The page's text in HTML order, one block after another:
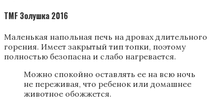
TMF Золушка 2016
Маленькая напольная печь на дровах длительного
горения. Имеет закрытый тип топки, поэтому
полностью безопасна и слабо нагревается.
Можно спокойно оставлять ее на всю ночь
не переживая, что ребенок или домашнее
животное обожжется.